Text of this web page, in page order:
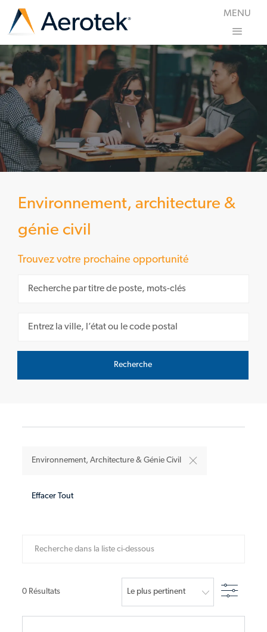
MENU
Environnement, architecture &
génie civil
Trouvez votre prochaine opportunité
Recherche
Environnement, Architecture & Génie Civil
Effacer Tout
0 Résultats Filtre